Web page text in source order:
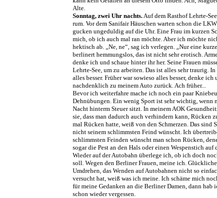
Alte.
Sonntag, zwei Uhr nachts.Auf dem Rasthof Lehrte-
rum. Vor dem Sanifair Häuschen warten schon die
gucken ungeduldig auf die Uhr. Eine Frau im kurzen
mich, ob ich auch mal ran möchte. Aber ich möchte
hektisch ab. „Ne, ne“, sag ich verlegen. „Nur eine
berlinert hemmungslos, das ist nicht sehr erotisch.
denke ich und schaue hinter ihr her. Seine Frauen
Lehrte-See, um zu arbeiten. Das ist alles sehr traurig.
alles besser. Früher war sowieso alles besser, denke ich
nachdenklich zu meinem Auto zurück. Ach früher...
Bevor ich weiterfahre mache ich noch ein paar
Dehnübungen. Ein wenig Sport ist sehr wichtig, wenn
Nacht hinterm Steuer sitzt. In meinem AOK
sie, dass man dadurch auch verhindern kann, Rücken
mal Rücken hatte, weiß von den Schmerzen. Das sind
nicht seinem schlimmsten Feind wünscht. Ich
schlimmsten Feinden wünscht man schon Rücken,
sogar die Pest an den Hals oder einen Wespenstich auf
Wieder auf der Autobahn überlege ich, ob ich doch
soll. Wegen den Berliner Frauen, meine ich.
Umdrehen, das Wenden auf Autobahnen nicht so
versucht hat, weiß was ich meine. Ich schäme mich
für meine Gedanken an die Berliner Damen, dann hab
schon wieder vergessen.